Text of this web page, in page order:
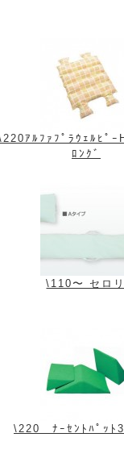
ｱﾙﾌｧﾌﾟﾗｳｪﾙﾋﾟｰ
ﾛﾝｸﾞ
\110〜 セロ
\220 ﾅｰｾﾝﾄﾊﾟｯﾄ